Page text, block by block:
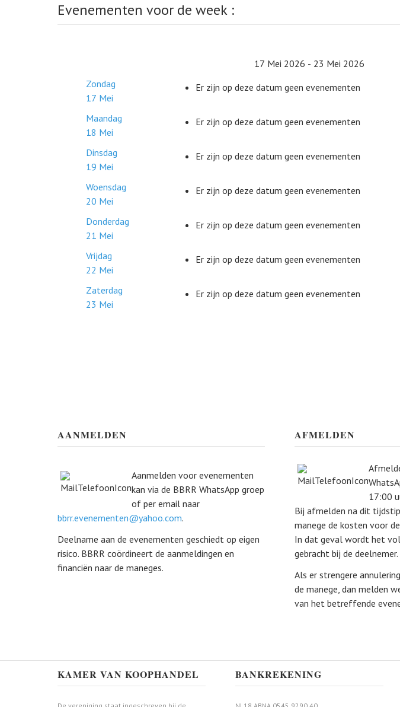
Evenementen voor de week :
17 Mei 2026 - 23 Mei 2026
Zondag
17 Mei
Er zijn op deze datum geen evenementen
Maandag
18 Mei
Er zijn op deze datum geen evenementen
Dinsdag
19 Mei
Er zijn op deze datum geen evenementen
Woensdag
20 Mei
Er zijn op deze datum geen evenementen
Donderdag
21 Mei
Er zijn op deze datum geen evenementen
Vrijdag
22 Mei
Er zijn op deze datum geen evenementen
Zaterdag
23 Mei
Er zijn op deze datum geen evenementen
AANMELDEN
Aanmelden voor evenementen
kan via de BBRR WhatsApp groep
of per email naar
bbrr.evenementen@yahoo.com.
Deelname aan de evenementen geschiedt op eigen
risico. BBRR coördineert de aanmeldingen en
financiën naar de maneges.
AFMELDEN
17:00
Bij afmelden na dit
manege de kosten voor
In dat geval wordt het
gebracht bij de deelnemer.
Als er strengere
de manege, dan melden
van het betreffende
KAMER VAN KOOPHANDEL BANKREKENING